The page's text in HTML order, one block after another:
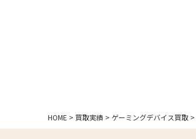
HOME > 買取実績 > ゲーミングデバイス買取 >